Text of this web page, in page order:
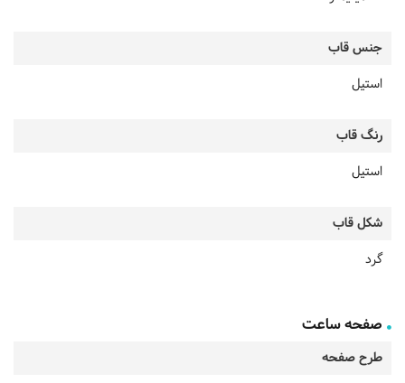
جنس قاب
استیل
رنگ قاب
استیل
شکل قاب
گرد
صفحه ساعت
طرح صفحه